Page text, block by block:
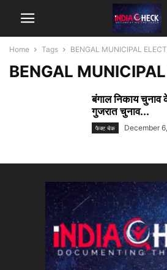
Home Tags BENGAL MUNICIPAL
BENGAL
बंगाल निकाय चुनाव
गुजरात चुनाव...
फैक्ट चेक December